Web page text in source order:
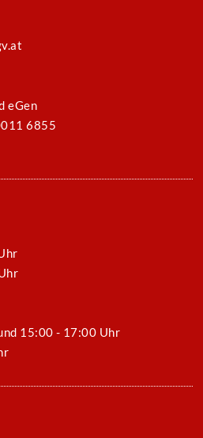
eGen
6855
15:00 - 17:00 Uhr